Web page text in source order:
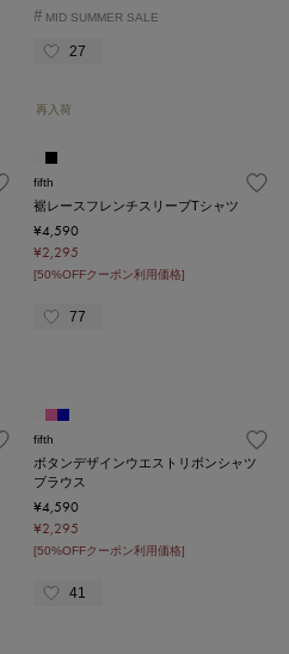
# MID SUMMER SALE
27
再入荷
fifth
裾レースフレンチスリーブTシャツ
¥4,590
¥2,295
[50%OFFクーポン利用価格]
77
fifth
ボタンデザインウエストリボンシャツ
ブラウス
¥4,590
¥2,295
[50%OFFクーポン利用価格]
41